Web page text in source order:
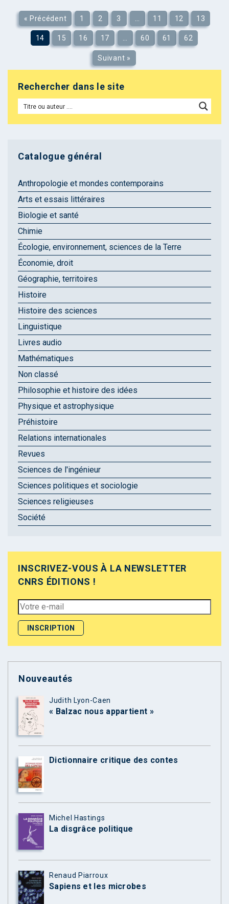
« Précédent 1 2 3 11 12 13
14 15 16 17 60 61 62
Suivant »
Rechercher dans le site
Catalogue général
Anthropologie et mondes contemporains
Arts et essais littéraires
Biologie et santé
Chimie
Écologie, environnement, sciences de la Terre
Économie, droit
Géographie, territoires
Histoire
Histoire des sciences
Linguistique
Livres audio
Mathématiques
Non classé
Philosophie et histoire des idées
Physique et astrophysique
Préhistoire
Relations internationales
Revues
Sciences de l'ingénieur
Sciences politiques et sociologie
Sciences religieuses
Société
INSCRIVEZ-VOUS À LA NEWSLETTER
CNRS ÉDITIONS !
Nouveautés
Judith Lyon-Caen
« Balzac nous appartient »
Dictionnaire critique des contes
Michel Hastings
La disgrâce politique
Renaud Piarroux
Sapiens et les microbes